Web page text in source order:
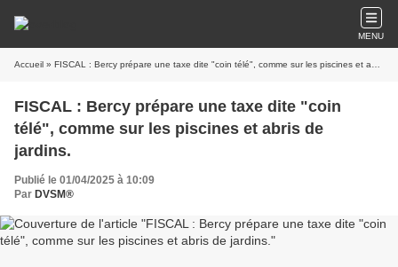
MENU
Accueil » FISCAL : Bercy prépare une taxe dite "coin télé", comme sur les piscines et abris de jardins.
FISCAL : Bercy prépare une taxe dite "coin
télé", comme sur les piscines et abris de
jardins.
Publié le 01/04/2025 à 10:09
Par DVSM®